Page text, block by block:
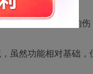
减少蓝光对眼睛的伤
虽然功能相对基础，